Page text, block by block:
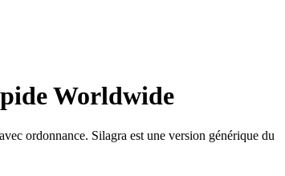
Worldwide
ordonnance. Silagra est une version générique du